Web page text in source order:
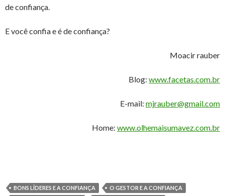
de confiança.
E você confia e é de confiança?
Moacir rauber
Blog: www.facetas.com.br
E-mail: mjrauber@gmail.com
Home: www.olhemaisumavez.com.br
BONS LÍDERES E A CONFIANÇA
O GESTOR E A CONFIANÇA